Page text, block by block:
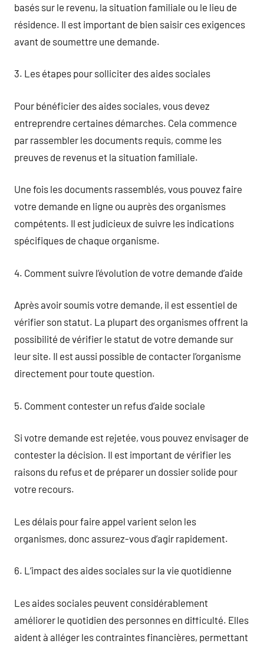
basés sur le revenu, la situation familiale ou le lieu de
résidence. Il est important de bien saisir ces exigences
avant de soumettre une demande.
3. Les étapes pour solliciter des aides sociales
Pour bénéficier des aides sociales, vous devez
entreprendre certaines démarches. Cela commence
par rassembler les documents requis, comme les
preuves de revenus et la situation familiale.
Une fois les documents rassemblés, vous pouvez faire
votre demande en ligne ou auprès des organismes
compétents. Il est judicieux de suivre les indications
spécifiques de chaque organisme.
4. Comment suivre l’évolution de votre demande d’aide
Après avoir soumis votre demande, il est essentiel de
vérifier son statut. La plupart des organismes offrent la
possibilité de vérifier le statut de votre demande sur
leur site. Il est aussi possible de contacter l’organisme
directement pour toute question.
5. Comment contester un refus d’aide sociale
Si votre demande est rejetée, vous pouvez envisager de
contester la décision. Il est important de vérifier les
raisons du refus et de préparer un dossier solide pour
votre recours.
Les délais pour faire appel varient selon les
organismes, donc assurez-vous d’agir rapidement.
6. L’impact des aides sociales sur la vie quotidienne
Les aides sociales peuvent considérablement
améliorer le quotidien des personnes en difficulté. Elles
aident à alléger les contraintes financières, permettant